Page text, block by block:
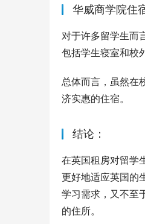
华威商学院住
对于许多留学生而
包括学生寝室和校
总体而言，虽然在
济实惠的住宿。
结论：
在英国租房对留学
更好地适应英国的
学习需求，又不至
的住所。